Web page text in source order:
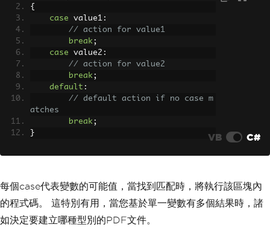
{
case value1 :
// action for value1
break;
case value2 :
// action for value2
break;
default :
// default action if no case m
atches
break;
}
VB C#
每個case代表變數的可能值，當找到匹配時，將執行該區塊內
的程式碼。 這特別有用，當您基於單一變數有多個結果時，諸
如決定要建立哪種型別的PDF文件。